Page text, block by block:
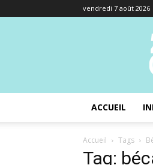
vendredi 7 août 2026
ACCUEIL
Accueil Tags
Tag: